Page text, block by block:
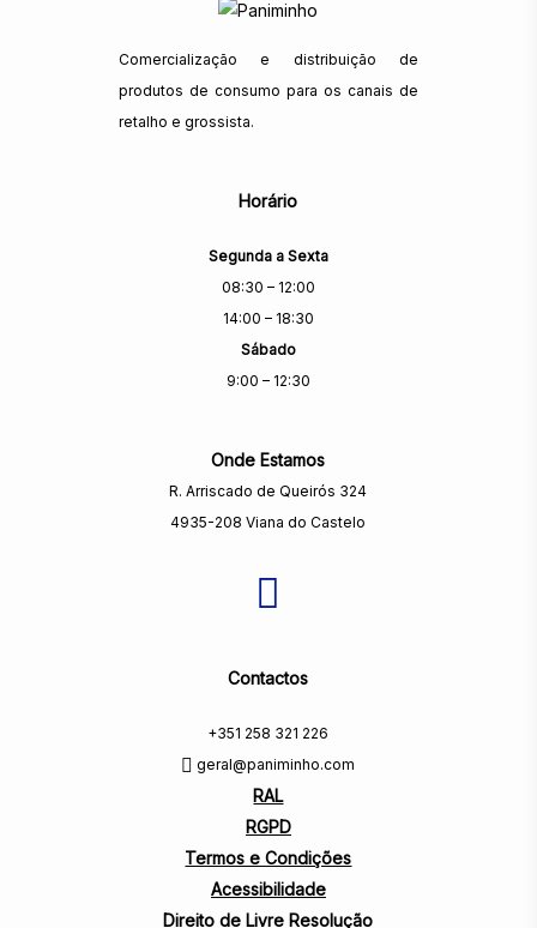
Comercialização e distribuição de
produtos de consumo para os canais de
retalho e grossista.
Horário
Segunda a Sexta
08:30 – 12:00
14:00 – 18:30
Sábado
9:00 – 12:30
Onde Estamos
R. Arriscado de Queirós 324
4935-208 Viana do Castelo
Contactos
+351 258 321 226
geral@paniminho.com
RAL
RGPD
Termos e Condições
Acessibilidade
Direito de Livre Resolução